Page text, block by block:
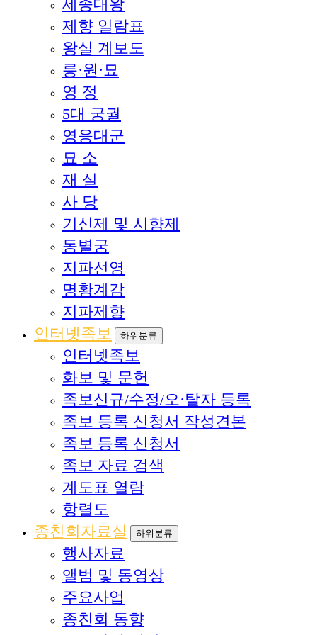
세종대왕
제향 일람표
왕실 계보도
릉·원·묘
영 정
5대 궁궐
영응대군
묘 소
재 실
사 당
기신제 및 시향제
동별궁
지파선영
명황계감
지파제향
인터넷족보
하위분류
인터넷족보
화보 및 문헌
족보신규/수정/오·탈자 등록
족보 등록 신청서 작성견본
족보 등록 신청서
족보 자료 검색
계도표 열람
항렬도
종친회자료실
하위분류
행사자료
앨범 및 동영상
주요사업
종친회 동향